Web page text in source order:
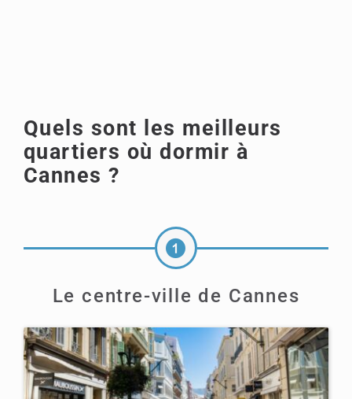
Quels sont les meilleurs
quartiers où dormir à
Cannes ?
Le centre-ville de Cannes